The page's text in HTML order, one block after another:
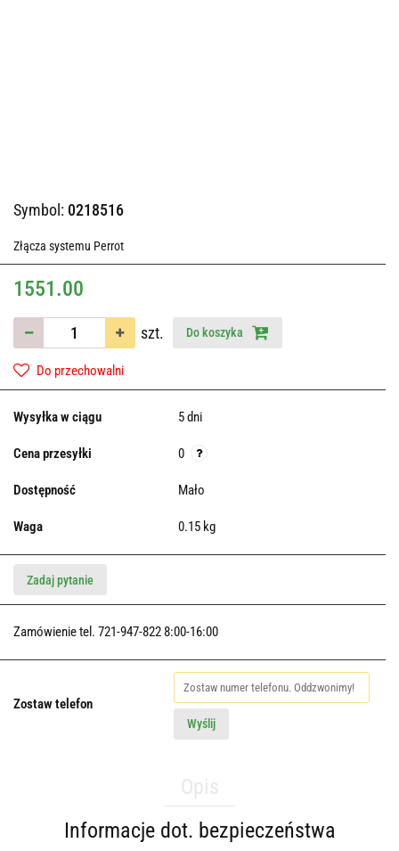
Symbol: 0218516
Złącza systemu Perrot
1551.00
szt. Do koszyka
Do przechowalni
Wysyłka w ciągu 5 dni
Cena przesyłki 0
Dostępność Mało
Waga 0.15 kg
Zadaj pytanie
Zamówienie tel. 721-947-822 8:00-16:00
Zostaw telefon
Wyślij
Informacje dot. bezpieczeństwa